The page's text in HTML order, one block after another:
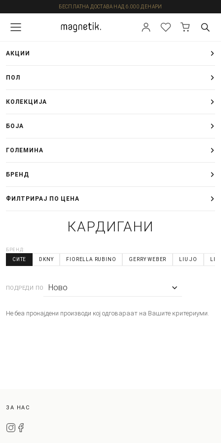
БЕСПЛАТНА ДОСТАВА НАД 6.000 ДЕНАРИ
АКЦИИ
ПОЛ
КОЛЕКЦИЈА
БОЈА
ГОЛЕМИНА
БРЕНД
ФИЛТРИРАЈ ПО ЦЕНА
КАРДИГАНИ
БРЕНД:
СИТЕ DKNY FIORELLA RUBINO GERRY WEBER LIU JO
ПОДРЕДИ ПО
Не беа пронајдени производи кој одговараат на Вашите критериуми.
ЗА НАС